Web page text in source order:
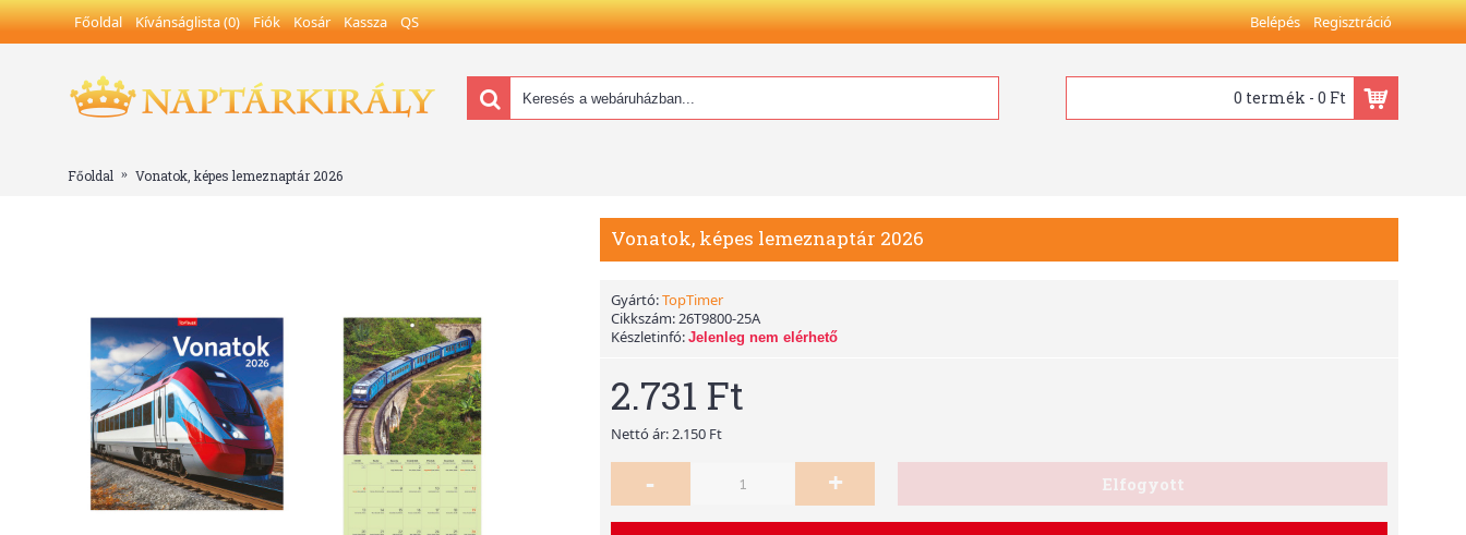
Főoldal Kívánságlista (0) Fiók Kosár Kassza QS Belépés Regisztráció
0 termék - 0 Ft
Főoldal Vonatok, képes lemeznaptár 2026
Vonatok, képes lemeznaptár 2026
Gyártó:TopTimer
Cikkszám:26T9800-25A
Készletinfó: Jelenleg nem elérhető
2.731 Ft
Nettó ár: 2.150 Ft
- + Elfogyott